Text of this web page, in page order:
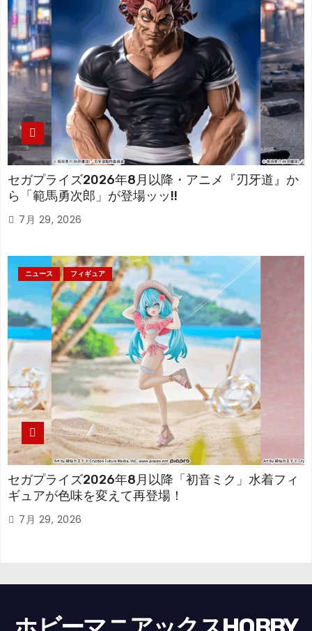
セガプライズ2026年8月以降・アニメ『刃牙道』か
ら「範馬勇次郎」が登場ッッ!!
7月 29, 2026
ニュース フィギュア
セガプライズ2026年8月以降「初音ミク」水着フィ
ギュアが色味を変えて再登場！
7月 29, 2026